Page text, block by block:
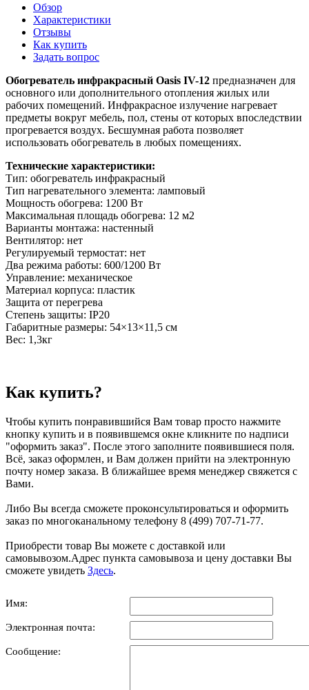
Обзор
Характеристики
Отзывы
Как купить
Задать вопрос
Обогреватель инфракрасный Oasis IV-12 предназначен для
основного или дополнительного отопления жилых или
рабочих помещений. Инфракрасное излучение нагревает
предметы вокруг мебель, пол, стены от которых впоследствии
прогревается воздух. Бесшумная работа позволяет
использовать обогреватель в любых помещениях.
Технические характеристики:
Тип: обогреватель инфракрасный
Тип нагревательного элемента: ламповый
Мощность обогрева: 1200 Вт
Максимальная площадь обогрева: 12 м2
Варианты монтажа: настенный
Вентилятор: нет
Регулируемый термостат: нет
Два режима работы: 600/1200 Вт
Управление: механическое
Материал корпуса: пластик
Защита от перегрева
Степень защиты: IP20
Габаритные размеры: 54×13×11,5 см
Вес: 1,3кг
Как купить?
Чтобы купить понравившийся Вам товар просто нажмите
кнопку купить и в появившемся окне кликните по надписи
"оформить заказ". После этого заполните появившиеся поля.
Всё, заказ оформлен, и Вам должен прийти на электронную
почту номер заказа. В ближайшее время менеджер свяжется с
Вами.
Либо Вы всегда сможете проконсультироваться и оформить
заказ по многоканальному телефону 8 (499) 707-71-77.
Приобрести товар Вы можете с доставкой или
самовывозом.Адрес пункта самовывоза и цену доставки Вы
сможете увидеть Здесь.
Имя:
Электронная почта:
Сообщение: